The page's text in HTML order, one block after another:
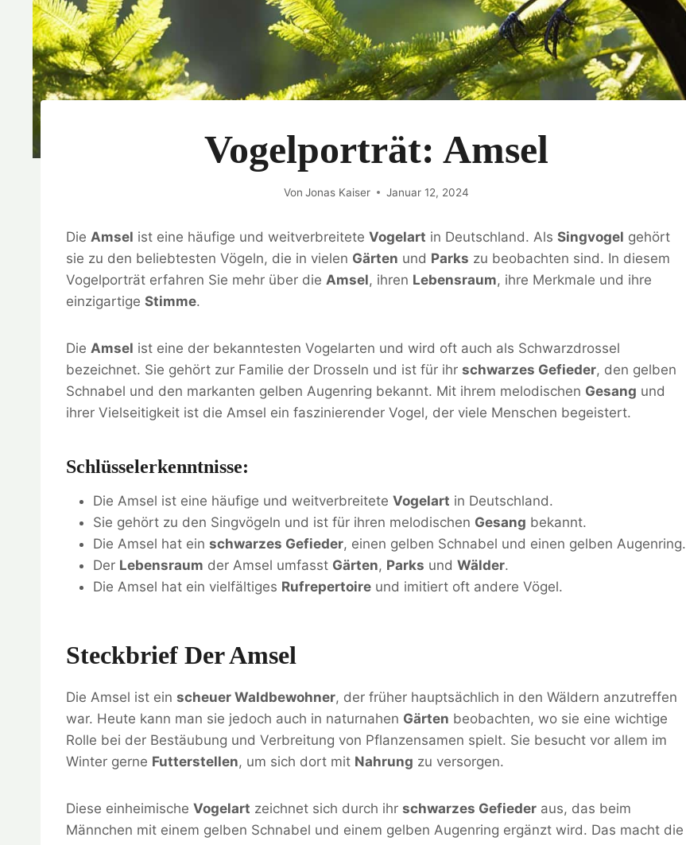
Vogelporträt: Amsel
Von Jonas Kaiser Januar 12, 2024
Die Amsel ist eine häufige und weitverbreitete Vogelart in Deutschland. Als Singvogel gehört
sie zu den beliebtesten Vögeln, die in vielen Gärten und Parks zu beobachten sind. In diesem
Vogelporträt erfahren Sie mehr über die Amsel, ihren Lebensraum, ihre Merkmale und ihre
einzigartige Stimme.
Die Amsel ist eine der bekanntesten Vogelarten und wird oft auch als Schwarzdrossel
bezeichnet. Sie gehört zur Familie der Drosseln und ist für ihr schwarzes Gefieder, den gelben
Schnabel und den markanten gelben Augenring bekannt. Mit ihrem melodischen Gesang und
ihrer Vielseitigkeit ist die Amsel ein faszinierender Vogel, der viele Menschen begeistert.
Schlüsselerkenntnisse:
Die Amsel ist eine häufige und weitverbreitete Vogelart in Deutschland.
Sie gehört zu den Singvögeln und ist für ihren melodischen Gesang bekannt.
Die Amsel hat ein schwarzes Gefieder, einen gelben Schnabel und einen gelben Augenring.
Der Lebensraum der Amsel umfasst Gärten, Parks und Wälder.
Die Amsel hat ein vielfältiges Rufrepertoire und imitiert oft andere Vögel.
Steckbrief Der Amsel
Die Amsel ist ein scheuer Waldbewohner, der früher hauptsächlich in den Wäldern anzutreffen
war. Heute kann man sie jedoch auch in naturnahen Gärten beobachten, wo sie eine wichtige
Rolle bei der Bestäubung und Verbreitung von Pflanzensamen spielt. Sie besucht vor allem im
Winter gerne Futterstellen, um sich dort mit Nahrung zu versorgen.
Diese einheimische Vogelart zeichnet sich durch ihr schwarzes Gefieder aus, das beim
Männchen mit einem gelben Schnabel und einem gelben Augenring ergänzt wird. Das macht die